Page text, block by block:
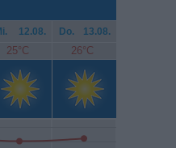
12.08. Do. 13.08.
25°C 26°C